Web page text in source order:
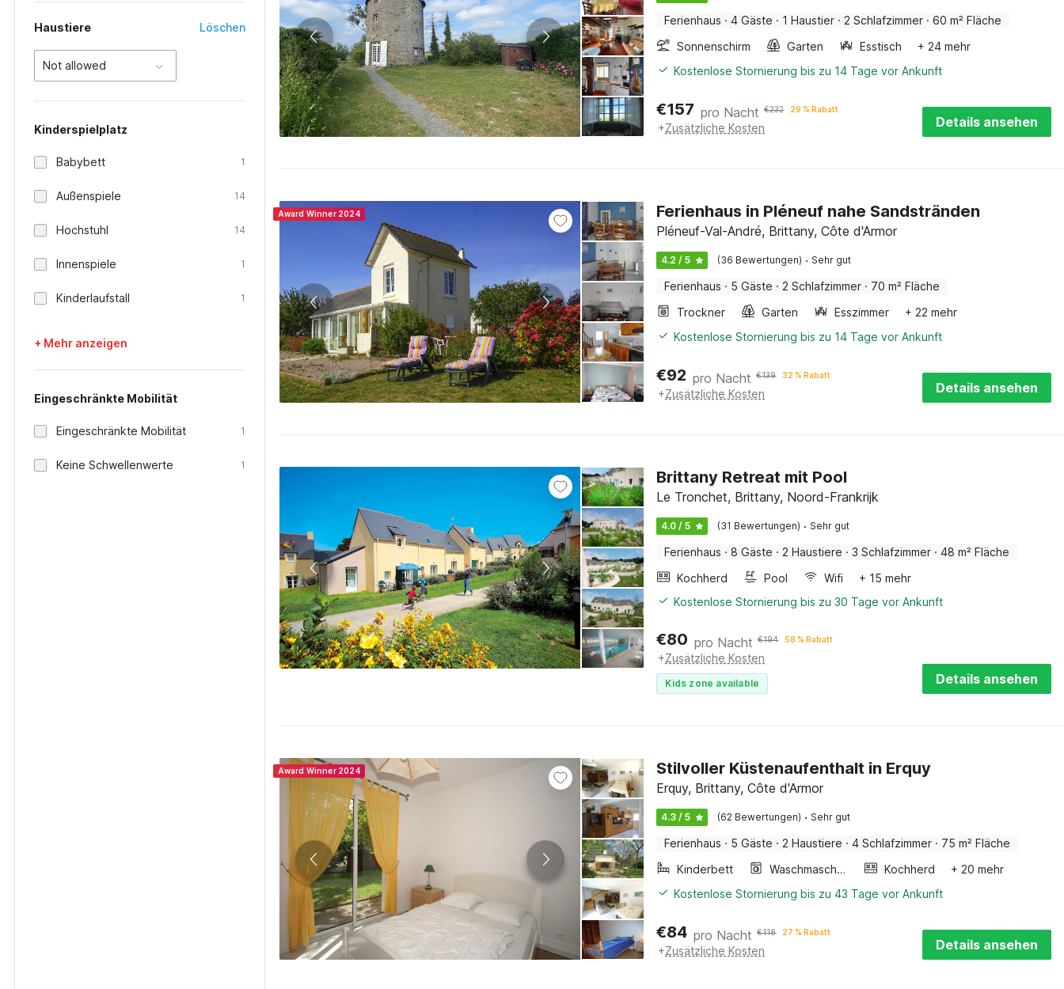
Haustiere Löschen
Not allowed
Kinderspielplatz
Babybett 1
Außenspiele 14
Hochstuhl 14
Innenspiele 1
Kinderlaufstall 1
+ Mehr anzeigen
Eingeschränkte Mobilität
Eingeschränkte Mobilität 1
Keine Schwellenwerte 1
Ferienhaus · 4 Gäste · 1 Haustier · 2 Schlafzimmer · 60 m² Fläche
Sonnenschirm
Garten Esstisch
+ 24 mehr
Kostenlose Stornierung bis zu 14 Tage vor Ankunft
€157 pro Nacht €232 29 % Rabatt
+Zusätzliche Kosten Details ansehen
Award Winner 2024 Ferienhaus in Pléneuf nahe Sandstränden
Pléneuf-Val-André, Brittany, Côte d'Armor
4.2 / 5 (36 Bewertungen) · Sehr gut
Ferienhaus · 5 Gäste · 2 Schlafzimmer · 70 m² Fläche
Trockner
Garten Esszimmer
+ 22 mehr
Kostenlose Stornierung bis zu 14 Tage vor Ankunft
€92 pro Nacht €139 32 % Rabatt
+Zusätzliche Kosten Details ansehen
Brittany Retreat mit Pool
Le Tronchet, Brittany, Noord-Frankrijk
4.0 / 5 (31 Bewertungen) · Sehr gut
Ferienhaus · 8 Gäste · 2 Haustiere · 3 Schlafzimmer · 48 m² Fläche
Kochherd
Pool Wifi
+ 15 mehr
Kostenlose Stornierung bis zu 30 Tage vor Ankunft
€80 pro Nacht €194 58 % Rabatt
+Zusätzliche Kosten
Kids zone available Details ansehen
Award Winner 2024 Stilvoller Küstenaufenthalt in Erquy
Erquy, Brittany, Côte d'Armor
4.3 / 5 (62 Bewertungen) · Sehr gut
Ferienhaus · 5 Gäste · 2 Haustiere · 4 Schlafzimmer · 75 m² Fläche
Kinderbett
Waschmaschine Kochherd
+ 20 mehr
Kostenlose Stornierung bis zu 43 Tage vor Ankunft
€84 pro Nacht €118 27 % Rabatt
+Zusätzliche Kosten Details ansehen